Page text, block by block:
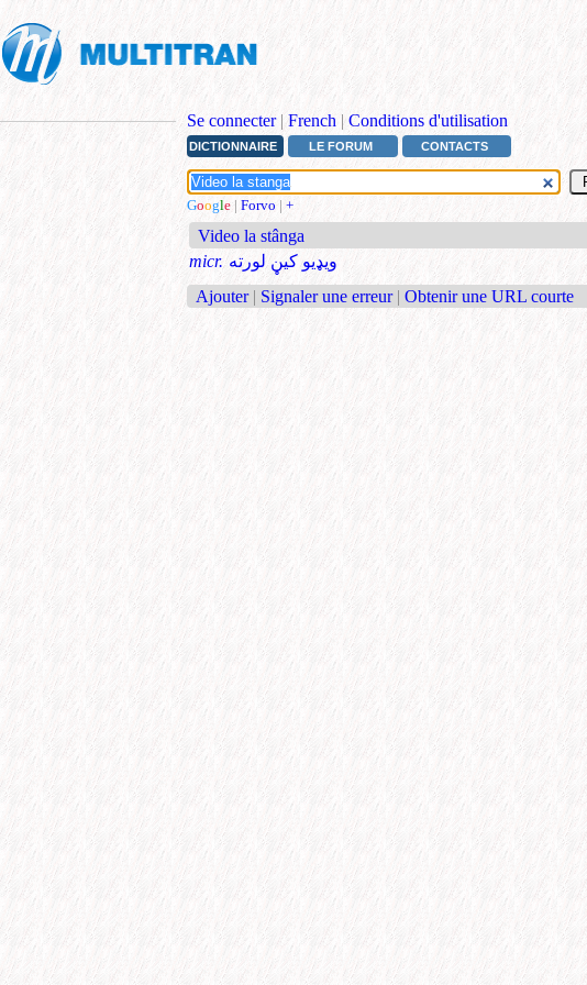
Se connecter | French | Conditions d'utilisation
DICTIONNAIRE LE FORUM CONTACTS
Google | Forvo | +
Video la stânga
micr. ویډیو کيڼ لورته
Ajouter | Signaler une erreur | Obtenir une URL courte